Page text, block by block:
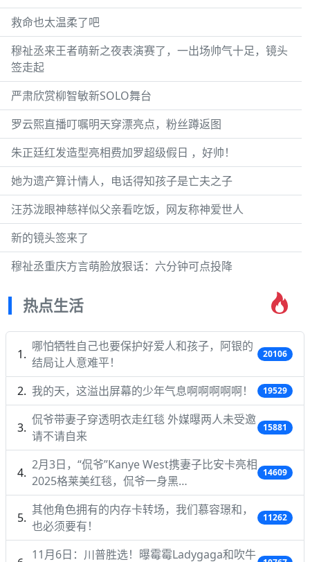
救命也太温柔了吧
穆祉丞来王者萌新之夜表演赛了，一出场帅气十足，镜头
签走起
严肃欣赏柳智敏新SOLO舞台
罗云熙直播叮嘱明天穿漂亮点，粉丝蹲返图
朱正廷红发造型亮相费加罗超级假日 ，好帅！
她为遗产算计情人，电话得知孩子是亡夫之子
汪苏泷眼神慈祥似父亲看吃饭，网友称神爱世人
新的镜头签来了
穆祉丞重庆方言萌脸放狠话：六分钟可点投降
热点生活
哪怕牺牲自己也要保护好爱人和孩子，阿银的
结局让人意难平！
20106
我的天，这溢出屏幕的少年气息啊啊啊啊啊！ 19529
侃爷带妻子穿透明衣走红毯 外媒曝两人未受邀
请不请自来
15881
2月3日，“侃爷”Kanye West携妻子比安卡亮相
2025格莱美红毯，侃爷一身黑…
14609
其他角色拥有的内存卡转场，我们慕容璟和，
也必须要有！
11262
11月6日：川普胜选！曝霉霉Ladygaga和吹牛